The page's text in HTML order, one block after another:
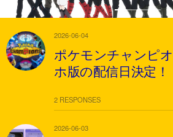
2026-06-04
ポケモンチャンピ
ホ版の配信日決定！
2 RESPONSES
2026-06-03